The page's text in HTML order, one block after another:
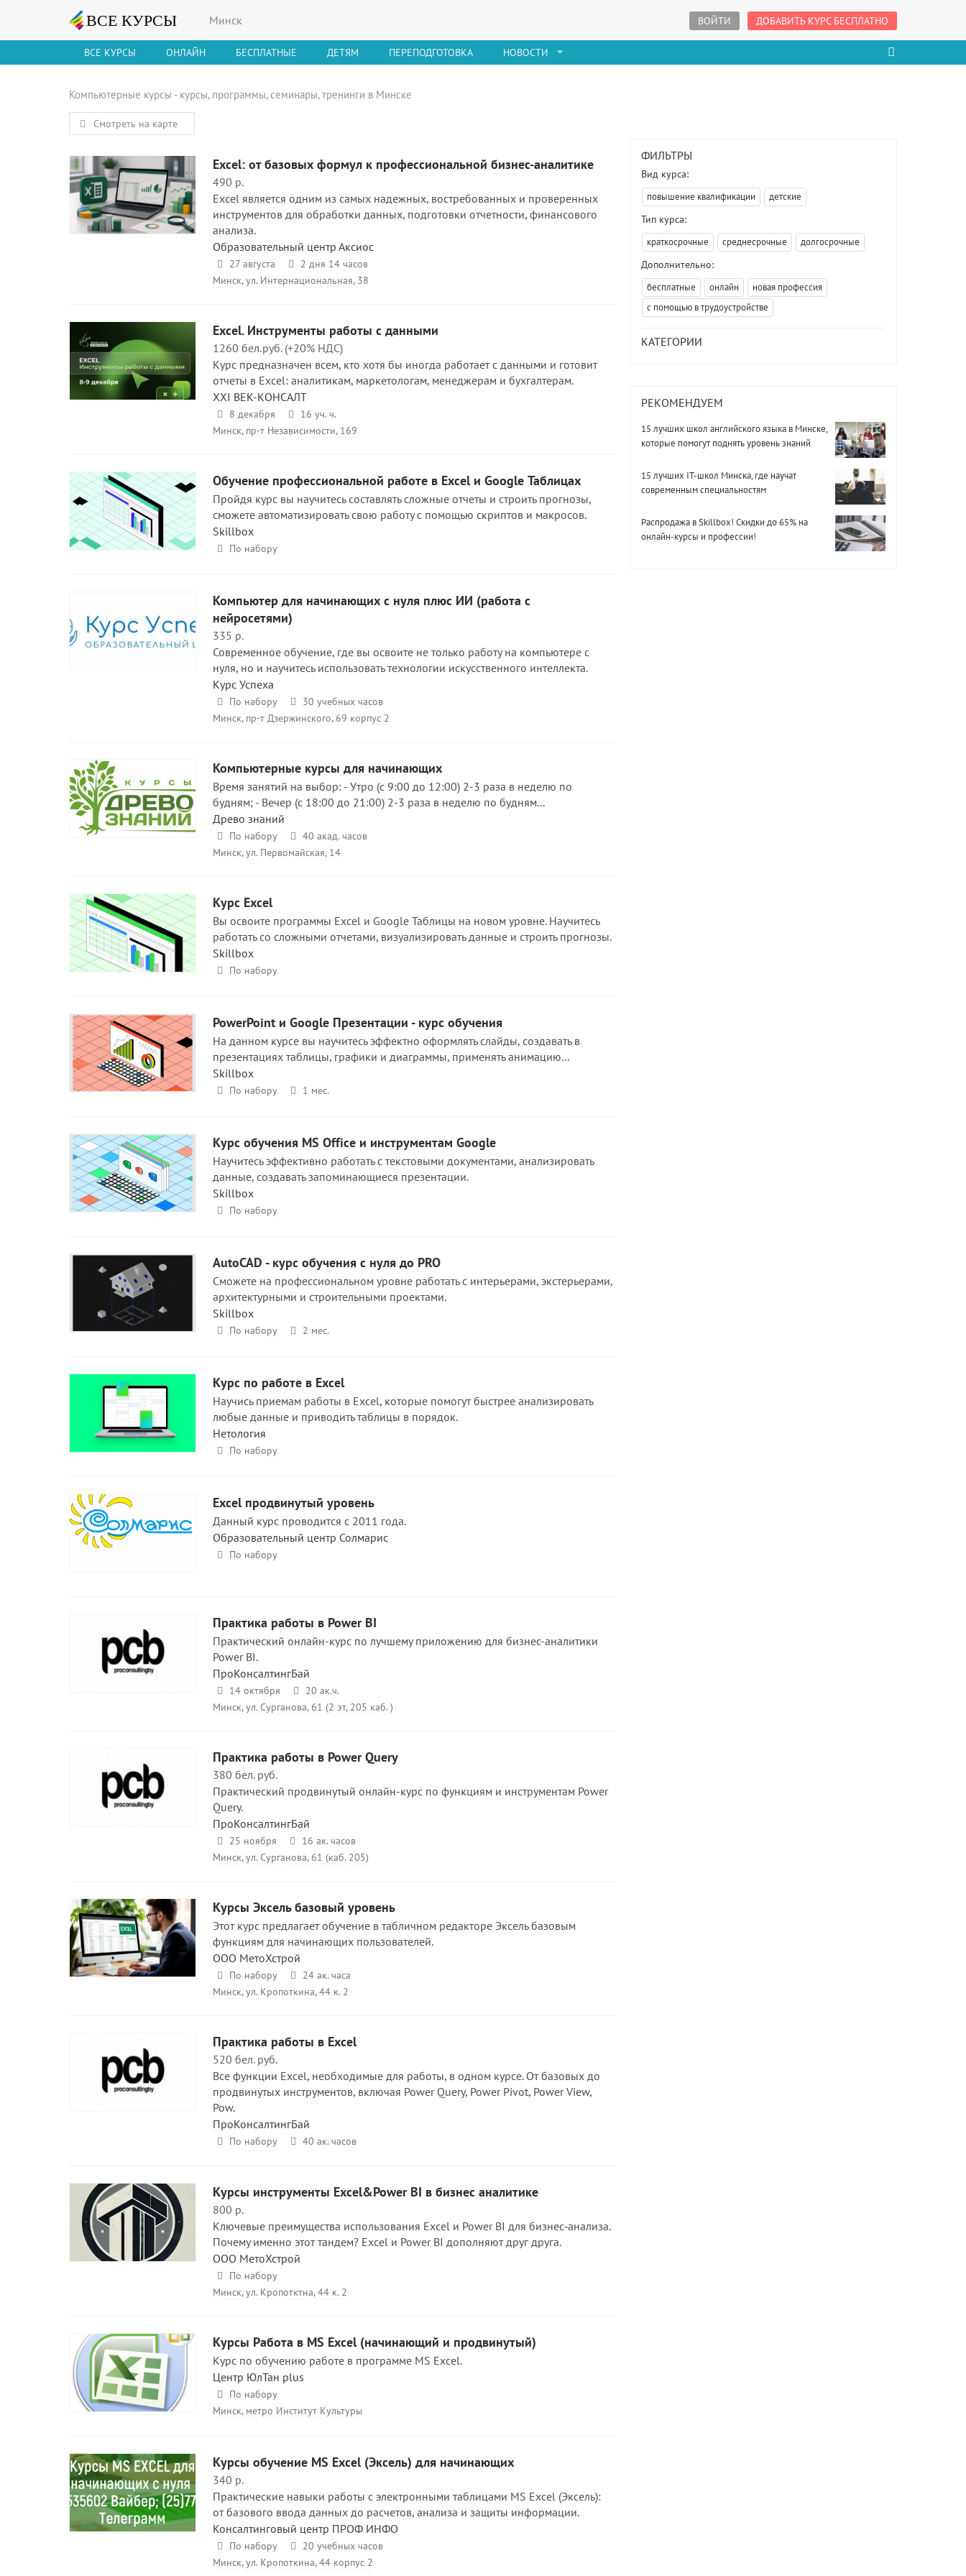
Минск ВОЙТИ ДОБАВИТЬ КУРС БЕСПЛАТНО
ВСЕ КУРСЫ ОНЛАЙН БЕСПЛАТНЫЕ ДЕТЯМ ПЕРЕПОДГОТОВКА НОВОСТИ
Компьютерные курсы - курсы, программы, семинары, тренинги в Минске
Смотреть на карте
Excel: от базовых формул к профессиональной бизнес-аналитике
490 р.
Excel является одним из самых надежных, востребованных и проверенных
инструментов для обработки данных, подготовки отчетности, финансового
анализа.
Образовательный центр Аксиос
27 августа
2 дня 14 часов
Минск, ул. Интернациональная, 38
Excel. Инструменты работы с данными
1260 бел.руб. (+20% НДС)
Курс предназначен всем, кто хотя бы иногда работает с данными и готовит
отчеты в Excel: аналитикам, маркетологам, менеджерам и бухгалтерам.
XXI ВЕК-КОНСАЛТ
8 декабря
16 уч. ч.
Минск, пр-т Независимости, 169
Обучение профессиональной работе в Excel и Google Таблицах
Пройдя курс вы научитесь составлять сложные отчеты и строить прогнозы,
сможете автоматизировать свою работу с помощью скриптов и макросов.
Skillbox
По набору
Компьютер для начинающих с нуля плюс ИИ (работа с
нейросетями)
335 р.
Современное обучение, где вы освоите не только работу на компьютере с
нуля, но и научитесь использовать технологии искусственного интеллекта.
Курс Успеха
По набору
30 учебных часов
Минск, пр-т Дзержинского, 69 корпус 2
Компьютерные курсы для начинающих
Время занятий на выбор: - Утро (с 9:00 до 12:00) 2-3 раза в неделю по
будням; - Вечер (с 18:00 до 21:00) 2-3 раза в неделю по будням...
Древо знаний
По набору
40 акад. часов
Минск, ул. Первомайская, 14
Курс Excel
Вы освоите программы Excel и Google Таблицы на новом уровне. Научитесь
работать со сложными отчетами, визуализировать данные и строить прогнозы.
Skillbox
По набору
PowerPoint и Google Презентации - курс обучения
На данном курсе вы научитесь эффектно оформлять слайды, создавать в
презентациях таблицы, графики и диаграммы, применять анимацию...
Skillbox
По набору 1 мес.
Курс обучения MS Office и инструментам Google
Научитесь эффективно работать с текстовыми документами, анализировать
данные, создавать запоминающиеся презентации.
Skillbox
По набору
AutoCAD - курс обучения с нуля до PRO
Сможете на профессиональном уровне работать с интерьерами, экстерьерами,
архитектурными и строительными проектами.
Skillbox
По набору 2 мес.
Курс по работе в Excel
Научись приемам работы в Excel, которые помогут быстрее анализировать
любые данные и приводить таблицы в порядок.
Нетология
По набору
Excel продвинутый уровень
Данный курс проводится с 2011 года.
Образовательный центр Солмарис
По набору
Практика работы в Power BI
Практический онлайн-курс по лучшему приложению для бизнес-аналитики
Power BI.
ПроКонсалтингБай
14 октября
20 ак.ч.
Минск, ул. Сурганова, 61 (2 эт, 205 каб. )
Практика работы в Power Query
380 бел. руб.
Практический продвинутый онлайн-курс по функциям и инструментам Power
Query.
ПроКонсалтингБай
25 ноября
16 ак. часов
Минск, ул. Сурганова, 61 (каб. 205)
Курсы Эксель базовый уровень
Этот курс предлагает обучение в табличном редакторе Эксель базовым
функциям для начинающих пользователей.
ООО МетоХстрой
По набору
24 ак. часа
Минск, ул. Кропоткина, 44 к. 2
Практика работы в Excel
520 бел. руб.
Все функции Excel, необходимые для работы, в одном курсе. От базовых до
продвинутых инструментов, включая Power Query, Power Pivot, Power View,
Pow.
ПроКонсалтингБай
По набору 40 ак. часов
Курсы инструменты Excel&Power BI в бизнес аналитике
800 р.
Ключевые преимущества использования Excel и Power BI для бизнес‑анализа.
Почему именно этот тандем? Excel и Power BI дополняют друг друга.
ООО МетоХстрой
По набору
Минск, ул. Кропотктна, 44 к. 2
Курсы Работа в MS Excel (начинающий и продвинутый)
Курс по обучению работе в программе MS Excel.
Центр ЮлТан plus
По набору
Минск, метро Институт Культуры
Курсы обучение MS Excel (Эксель) для начинающих
340 р.
Практические навыки работы с электронными таблицами MS Excel (Эксель):
от базового ввода данных до расчетов, анализа и защиты информации.
Консалтинговый центр ПРОФ ИНФО
По набору
20 учебных часов
Минск, ул. Кропоткина, 44 корпус 2
ФИЛЬТРЫ
Вид курса:
повышение квалификации детские
Тип курса:
краткосрочные среднесрочные долгосрочные
Дополнительно:
бесплатные онлайн
новая профессия
с помощью в трудоустройстве
КАТЕГОРИИ
РЕКОМЕНДУЕМ
15 лучших школ английского языка в Минске,
которые помогут поднять уровень знаний
15 лучших IT-школ Минска, где научат
современным специальностям
Распродажа в Skillbox! Скидки до 65% на
онлайн-курсы и профессии!